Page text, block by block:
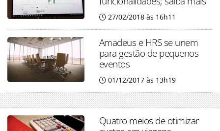
27/02/2018 às 16h11
Amadeus e HRS se unem
para gestão de pequenos
eventos
01/12/2017 às 13h19
Quatro meios de otimizar